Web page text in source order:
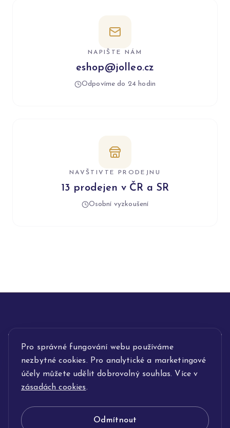
Pro správné fungování webu používáme
nezbytné cookies. Pro analytické a marketingové
účely můžete udělit dobrovolný souhlas. Více v
zásadách cookies.
Odmítnout
NAPIŠTE NÁM
eshop@jolleo.cz
Odpovíme do 24 hodin
NAVŠTIVTE PRODEJNU
13 prodejen v ČR a SR
Osobní vyzkoušení
INFORMACE
POPIS SLUŽEB